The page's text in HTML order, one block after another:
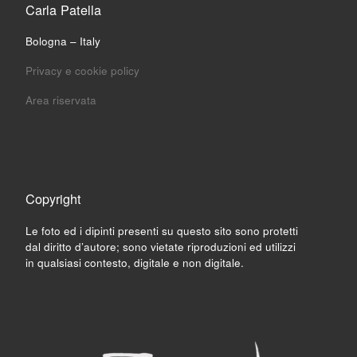
Carla Patella
Bologna – Italy
Privacy e cookie policy
Area riservata
Copyright
Le foto ed i dipinti presenti su questo sito sono protetti
dal diritto d’autore; sono vietate riproduzioni ed utilizzi
in qualsiasi contesto, digitale e non digitale.